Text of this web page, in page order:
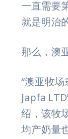
一直需要
就是明治
那么，澳
“澳亚牧
Japfa
绍，该牧
均产奶量